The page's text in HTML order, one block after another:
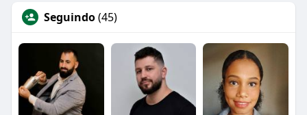
Seguindo(45)